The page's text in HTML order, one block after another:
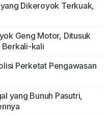
Dikeroyok Terkuak,
Geng Motor, Ditusuk
Berkali-kali
Perketat Pengawasan
yang Bunuh Pasutri,